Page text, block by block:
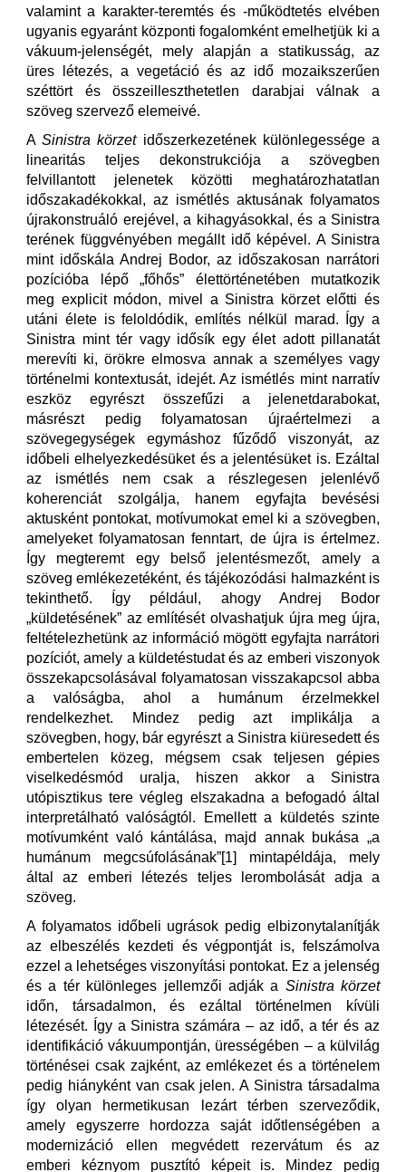
valamint a karakter-teremtés és -működtetés elvében
ugyanis egyaránt központi fogalomként emelhetjük ki a
vákuum-jelenségét, mely alapján a statikusság, az
üres létezés, a vegetáció és az idő mozaikszerűen
széttört és összeilleszthetetlen darabjai válnak a
szöveg szervező elemeivé.
ASinistra körzetidőszerkezetének különlegessége a
linearitás teljes dekonstrukciója a szövegben
felvillantott jelenetek közötti meghatározhatatlan
időszakadékokkal, az ismétlés aktusának folyamatos
újrakonstruáló erejével, a kihagyásokkal, és a Sinistra
terének függvényében megállt idő képével. A Sinistra
mint időskála Andrej Bodor, az időszakosan narrátori
pozícióba lépő „főhős” élettörténetében mutatkozik
meg explicit módon, mivel a Sinistra körzet előtti és
utáni élete is feloldódik, említés nélkül marad. Így a
Sinistra mint tér vagy idősík egy élet adott pillanatát
merevíti ki, örökre elmosva annak a személyes vagy
történelmi kontextusát, idejét. Az ismétlés mint narratív
eszköz egyrészt összefűzi a jelenetdarabokat,
másrészt pedig folyamatosan újraértelmezi a
szövegegységek egymáshoz fűződő viszonyát, az
időbeli elhelyezkedésüket és a jelentésüket is. Ezáltal
az ismétlés nem csak a részlegesen jelenlévő
koherenciát szolgálja, hanem egyfajta bevésési
aktusként pontokat, motívumokat emel ki a szövegben,
amelyeket folyamatosan fenntart, de újra is értelmez.
Így megteremt egy belső jelentésmezőt, amely a
szöveg emlékezetéként, és tájékozódási halmazként is
tekinthető. Így például, ahogy Andrej Bodor
„küldetésének” az említését olvashatjuk újra meg újra,
feltételezhetünk az információ mögött egyfajta narrátori
pozíciót, amely a küldetéstudat és az emberi viszonyok
összekapcsolásával folyamatosan visszakapcsol abba
a valóságba, ahol a humánum érzelmekkel
rendelkezhet. Mindez pedig azt implikálja a
szövegben, hogy, bár egyrészt a Sinistra kiüresedett és
embertelen közeg, mégsem csak teljesen gépies
viselkedésmód uralja, hiszen akkor a Sinistra
utópisztikus tere végleg elszakadna a befogadó által
interpretálható valóságtól. Emellett a küldetés szinte
motívumként való kántálása, majd annak bukása „a
humánum megcsúfolásának”[1] mintapéldája, mely
által az emberi létezés teljes lerombolását adja a
szöveg.
A folyamatos időbeli ugrások pedig elbizonytalanítják
az elbeszélés kezdeti és végpontját is, felszámolva
ezzel a lehetséges viszonyítási pontokat. Ez a jelenség
és a tér különleges jellemzői adják a Sinistra körzet
időn, társadalmon, és ezáltal történelmen kívüli
létezését. Így a Sinistra számára – az idő, a tér és az
identifikáció vákuumpontján, ürességében – a külvilág
történései csak zajként, az emlékezet és a történelem
pedig hiányként van csak jelen. A Sinistra társadalma
így olyan hermetikusan lezárt térben szerveződik,
amely egyszerre hordozza saját időtlenségében a
modernizáció ellen megvédett rezervátum és az
emberi kéznyom pusztító képeit is. Mindez pedig